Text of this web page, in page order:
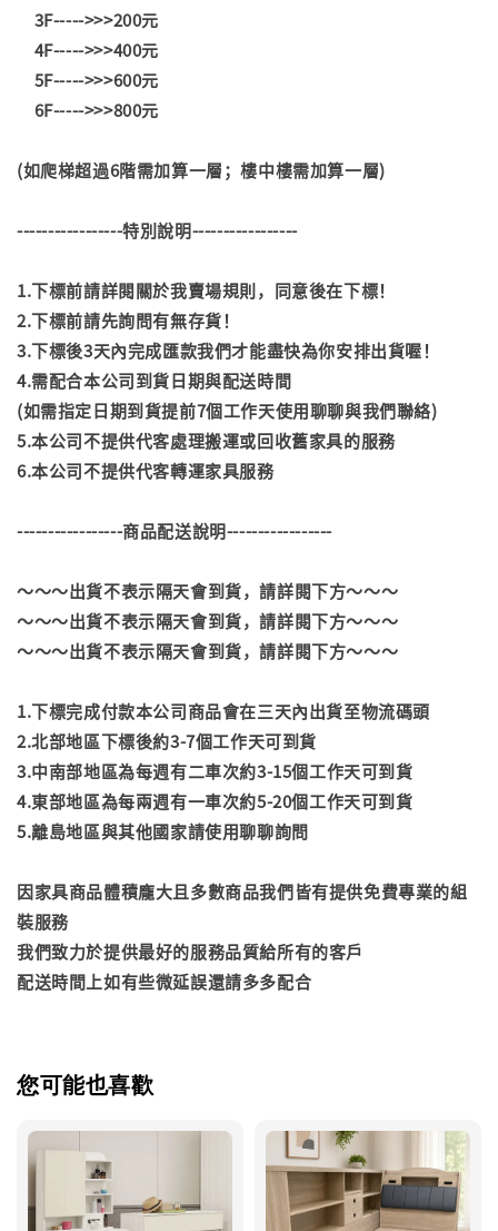
3F----->>>200元
4F----->>>400元
5F----->>>600元
6F----->>>800元
(如爬梯超過6階需加算一層；樓中樓需加算一層)
-----------------特別說明-----------------
1.下標前請詳閱關於我賣場規則，同意後在下標！
2.下標前請先詢問有無存貨！
3.下標後3天內完成匯款我們才能盡快為你安排出貨喔！
4.需配合本公司到貨日期與配送時間
(如需指定日期到貨提前7個工作天使用聊聊與我們聯絡)
5.本公司不提供代客處理搬運或回收舊家具的服務
6.本公司不提供代客轉運家具服務
-----------------商品配送說明-----------------
～～～出貨不表示隔天會到貨，請詳閱下方～～～
～～～出貨不表示隔天會到貨，請詳閱下方～～～
～～～出貨不表示隔天會到貨，請詳閱下方～～～
1.下標完成付款本公司商品會在三天內出貨至物流碼頭
2.北部地區下標後約3-7個工作天可到貨
3.中南部地區為每週有二車次約3-15個工作天可到貨
4.東部地區為每兩週有一車次約5-20個工作天可到貨
5.離島地區與其他國家請使用聊聊詢問
因家具商品體積龐大且多數商品我們皆有提供免費專業的組
裝服務
我們致力於提供最好的服務品質給所有的客戶
配送時間上如有些微延誤還請多多配合
您可能也喜歡